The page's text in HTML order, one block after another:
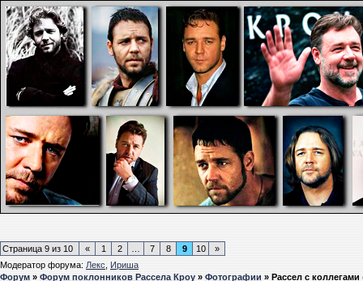
Страница 9 из 10 « 1 2 7 8 9 10
»
Модератор форума:Лекс,Ириша
Форум»Форум поклонников Рассела Кроу»Фотографии»Рассел с коллегами